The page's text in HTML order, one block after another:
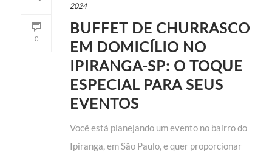
0
2024
BUFFET DE CHURRASCO
EM DOMICÍLIO NO
IPIRANGA-SP: O TOQUE
ESPECIAL PARA SEUS
EVENTOS
Você está planejando um evento no bairro do
Ipiranga, em São Paulo, e quer proporcionar